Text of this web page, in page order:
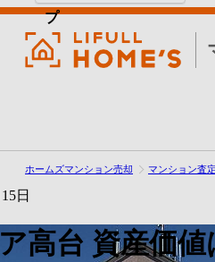
プ
ホームズマンション売却 マンション査定
日
高台 資産価